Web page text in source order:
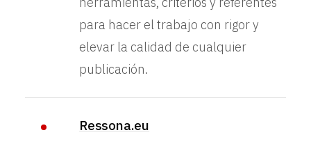
para hacer el trabajo con rigor y
elevar la calidad de cualquier
publicación.
Ressona.eu